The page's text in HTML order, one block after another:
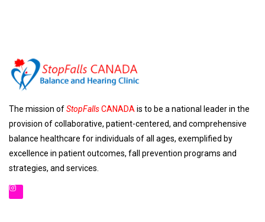
The mission ofStopFallsCANADA is to be a national leader in the
provision of collaborative, patient-centered, and comprehensive
balance healthcare for individuals of all ages, exemplified by
excellence in patient outcomes, fall prevention programs and
strategies, and services.